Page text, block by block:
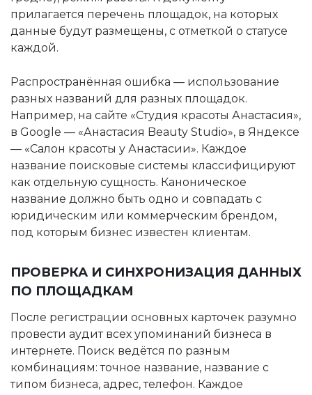
прилагается перечень площадок, на которых
данные будут размещены, с отметкой о статусе
каждой.
Распространённая ошибка — использование
разных названий для разных площадок.
Например, на сайте «Студия красоты Анастасия»,
в Google — «Анастасия Beauty Studio», в Яндексе
— «Салон красоты у Анастасии». Каждое
название поисковые системы классифицируют
как отдельную сущность. Каноническое
название должно быть одно и совпадать с
юридическим или коммерческим брендом,
под которым бизнес известен клиентам.
ПРОВЕРКА И СИНХРОНИЗАЦИЯ ДАННЫХ
ПО ПЛОЩАДКАМ
После регистрации основных карточек разумно
провести аудит всех упоминаний бизнеса в
интернете. Поиск ведётся по разным
комбинациям: точное название, название с
типом бизнеса, адрес, телефон. Каждое